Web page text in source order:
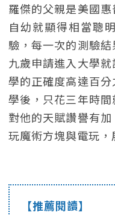
羅傑的父親是美國
自幼就顯得相當聰
驗，每一次的測驗
九歲申請進入大學
學的正確度高達百
學後，只花三年時
對他的天賦讚譽有
玩魔術方塊與電玩，
【推薦閱讀】